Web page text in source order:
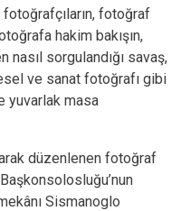
fotoğraf
hakim bakışın,
sorgulandığı savaş,
ve sanat fotoğrafı gibi
yuvarlak masa
düzenlenen fotoğraf
Sismanoglo